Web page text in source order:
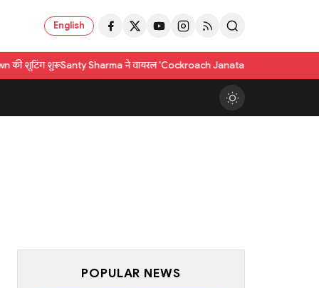
English
Sharma ने वायरल 'Cockroach Janata Party' ट्रेंड पर तीखी टिप्पणी की; किया
POPULAR NEWS